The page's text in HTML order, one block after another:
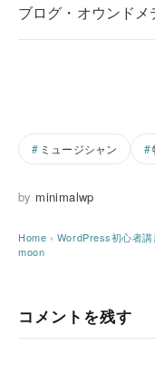
ブログ・オウンド
ミュージシャン
by minimalwp
Home › WordPress初心者講
moon
コメントを残す